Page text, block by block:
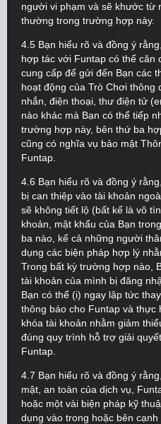
người vi phạm và sẽ khước từ
thường trong trường hợp này.
4.5 Bạn hiểu rõ và đồng ý
hợp tác với Funtap có thể căn
cung cấp để gửi đến Bạn các
hoạt động của Trò Chơi thông
nhắn, điện thoại, thư điện tử
nào khác mà Bạn có thể tiếp
trường hợp này, bên thứ ba
cũng có nghĩa vụ bảo mật
Funtap.
4.6 Bạn hiểu rõ và đồng ý
bị can thiệp vào tài khoản
sẽ không tiết lộ (bất kể là vô
khoản, mật khẩu của Bạn
ba nào, kể cả những người
dụng các biện pháp hợp lý
Trong bất kỳ trường hợp nào,
tài khoản của mình bị đăng
Bạn có thể (i) ngay lập tức
thông báo cho Funtap và thực
khóa tài khoản nhằm giảm
đúng quy trình hỗ trợ giải
Funtap.
4.7 Bạn hiểu rõ và đồng ý
mật, an toàn của dịch vụ,
hoặc một vài biện pháp kỹ
dụng vào trong hoặc bên